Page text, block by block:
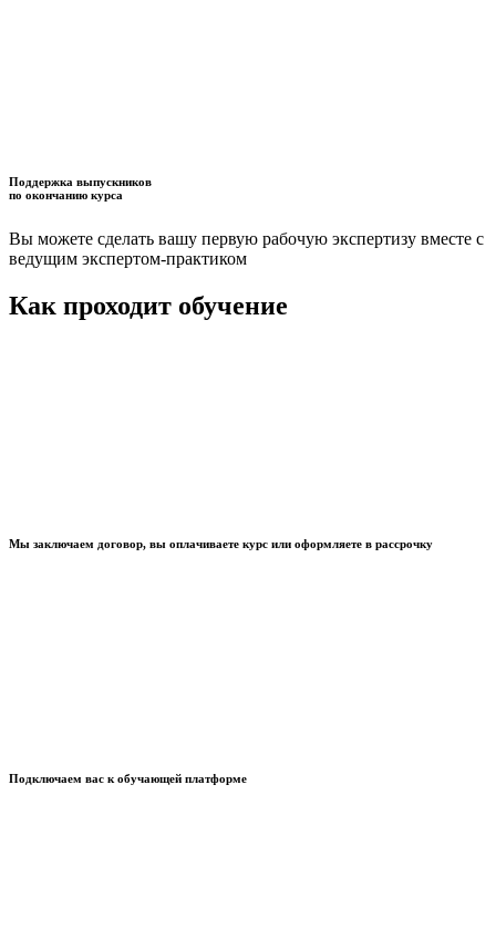
Поддержка выпускников
по окончанию курса
Вы можете сделать вашу первую рабочую экспертизу вместе с
ведущим экспертом-практиком
Как проходит обучение
Мы заключаем договор, вы оплачиваете курс или оформляете в рассрочку
Подключаем вас к обучающей платформе